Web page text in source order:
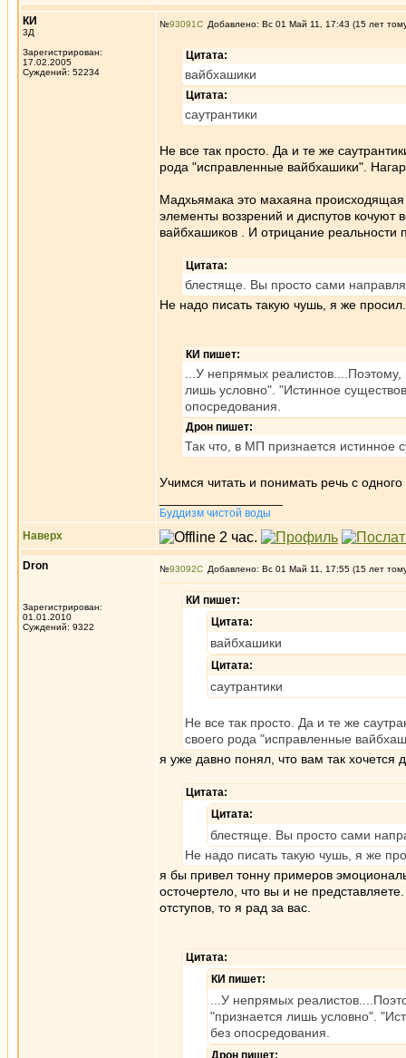
КИ
3Д
Зарегистрирован:
17.02.2005
Суждений: 52234
№93091 Добавлено: Вс 01 Май 11, 17:43 (15 лет
Цитата:
вайбхашики
Цитата:
саутрантики
Не все так просто. Да и те же
рода "исправленные вайбхашики".
Мадхьямака это махаяна
элементы воззрений и диспутов кочуют
вайбхашиков . И отрицание реальности
Цитата:
блестяще. Вы просто сами
Не надо писать такую чушь, я же просил.
КИ пишет:
...У непрямых
лишь условно". "Истинное
опосредования.
Дрон пишет:
Так что, в МП признается истинное
Учимся читать и понимать речь с одного
Буддизм чистой воды
Наверх
Dron
Зарегистрирован:
01.01.2010
Суждений: 9322
№93092 Добавлено: Вс 01 Май 11, 17:55 (15 лет
КИ пишет:
Цитата:
вайбхашики
Цитата:
саутрантики
Не все так просто. Да и те же
своего рода "исправленные
я уже давно понял, что вам так хочется
Цитата:
Цитата:
блестяще. Вы просто сами
Не надо писать такую чушь, я же
я бы привел тонну примеров
осточертело, что вы и не
отступов, то я рад за вас.
Цитата:
КИ пишет:
...У непрямых
"признается лишь условно".
без опосредования.
Дрон пишет: